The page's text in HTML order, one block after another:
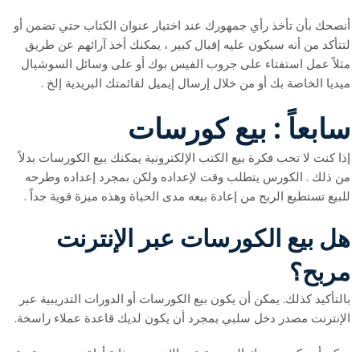
أنصحك بأن تأخذ رأي جمهورك عند اختيار عنوان الكتاب حتي تضمن أو
لتتأكد من أنه سيكون عليه إقبال كبير ، يمكنك أخذ آرائهم عن طريق
مثلاً عمل استفتاء على جروب الفيس بوك أو على وسائل السوشيال
ميديا الخاصة بك أو من خلال إرسال إيميل لقائمتك البريدية إلخ .
سابعاً : بيع كورسات
إذا كنت لا تحب فكرة بيع الكتب الإلكترونية يمكنك بيع الكورسات بدلاً
من ذلك . الكورس يتطلب وقت لإعداده ولكن بمجرد إعداده وطرحه
للبيع تستطيع الربح من إعادة بيعه مدى الحياة وهذه ميزة قوية جداً .
هل بيع الكورسات عبر الإنترنت
مربح؟
بالتأكيد كذلك. يمكن أن يكون بيع الكورسات أو الدورات التدريبية عبر
الإنترنت مصدر دخل سلبي بمجرد أن يكون لديك قاعدة عملاء راسخة.